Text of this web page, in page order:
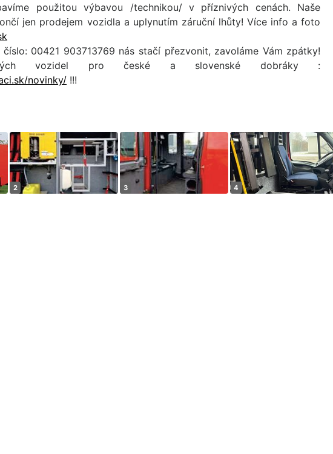
použitou výbavou /technikou/ v příznivých cenách. Naše
jen prodejem vozidla a uplynutím záruční lhůty! Více info a foto
00421 903713769 nás stačí přezvonit, zavoláme Vám zpátky!
vozidel pro české a slovenské dobráky :
novinky/ !!!